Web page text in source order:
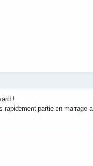
!
partie en marrage